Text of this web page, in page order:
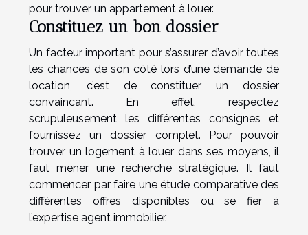
pour trouver un appartement à louer.
Constituez un bon dossier
Un facteur important pour s’assurer d’avoir toutes
les chances de son côté lors d’une demande de
location, c’est de constituer un dossier
convaincant. En effet, respectez
scrupuleusement les différentes consignes et
fournissez un dossier complet. Pour pouvoir
trouver un logement à louer dans ses moyens, il
faut mener une recherche stratégique. Il faut
commencer par faire une étude comparative des
différentes offres disponibles ou se fier à
l’expertise agent immobilier.